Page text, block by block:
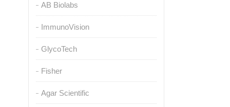
AB Biolabs
ImmunoVision
GlycoTech
Fisher
Agar Scientific